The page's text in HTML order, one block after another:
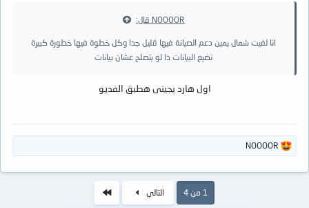
NOOOOR قال:
انا لفيت شمال يمين دعم الصيانة فيها قليل جدا وكل خطوة فيها خطورة كبيرة
تضيع البيانات دا لو بتصلح عشان بيانات
اول هارد يجينى هطبق الفديو
ا
ل
NOOOOR
1 من 4 التالي